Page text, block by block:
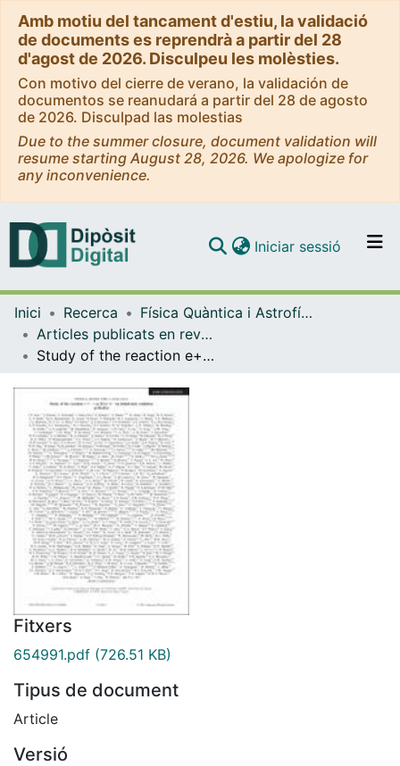
Amb motiu del tancament d'estiu, la validació
de documents es reprendrà a partir del 28
d'agost de 2026. Disculpeu les molèsties.
Con motivo del cierre de verano, la validación de
documentos se reanudará a partir del 28 de agosto
de 2026. Disculpad las molestias
Due to the summer closure, document validation will
resume starting August 28, 2026. We apologize for
any inconvenience.
Navega per tot el DD
Contacte
Iniciar sessió (current)
Inici Recerca
Física Quàntica i Astrofísica
Articles publicats en revistes (Física Quàntica i Astrofísica)
Study of the reaction e+e- → ψ (2S)π+π- via initial-state radiation at B a B ar
Fitxers
654991.pdf (726.51 KB)
Tipus de document
Article
Versió